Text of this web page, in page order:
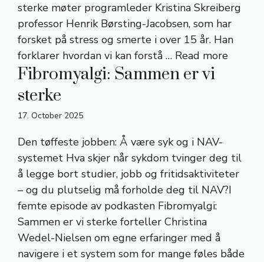
sterke møter programleder Kristina Skreiberg
professor Henrik Børsting-Jacobsen, som har
forsket på stress og smerte i over 15 år. Han
forklarer hvordan vi kan forstå … Read more
Fibromyalgi: Sammen er vi
sterke
17. October 2025
Den tøffeste jobben: Å være syk og i NAV-
systemet Hva skjer når sykdom tvinger deg til
å legge bort studier, jobb og fritidsaktiviteter
– og du plutselig må forholde deg til NAV?I
femte episode av podkasten Fibromyalgi:
Sammen er vi sterke forteller Christina
Wedel-Nielsen om egne erfaringer med å
navigere i et system som for mange føles både